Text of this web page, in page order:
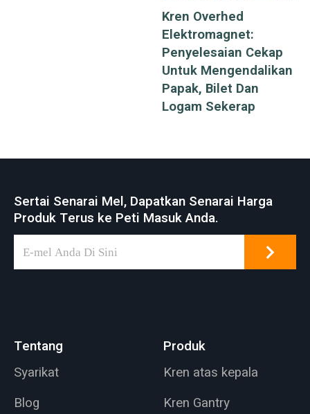
Kren Overhed
Elektromagnet:
Penyelesaian Cekap
Untuk Mengendalikan
Papak, Bilet Dan
Logam Sekerap
Sertai Senarai Mel, Dapatkan Senarai Harga
Produk Terus ke Peti Masuk Anda.
Tentang
Syarikat
Blog
Produk
Kren atas kepala
Kren Gantry